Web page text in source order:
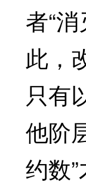
者“
此，
只有
他阶
约数